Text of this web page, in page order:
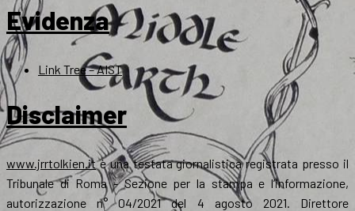
Evidenza
Link Tree – AIST
Disclaimer
www.jrrtolkien.itè una testata giornalistica registrata presso il
Tribunale di Roma - Sezione per la stampa e l’informazione,
autorizzazione n° 04/2021 del 4 agosto 2021. Direttore